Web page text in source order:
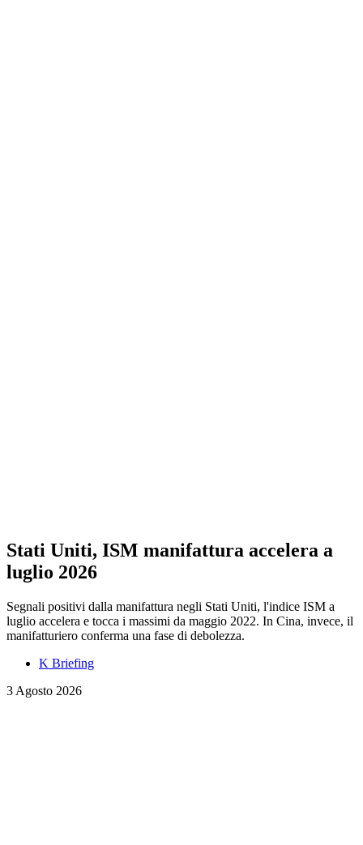
Stati Uniti, ISM manifattura accelera a
luglio 2026
Segnali positivi dalla manifattura negli Stati Uniti, l'indice ISM a
luglio accelera e tocca i massimi da maggio 2022. In Cina, invece, il
manifatturiero conferma una fase di debolezza.
K Briefing
3 Agosto 2026